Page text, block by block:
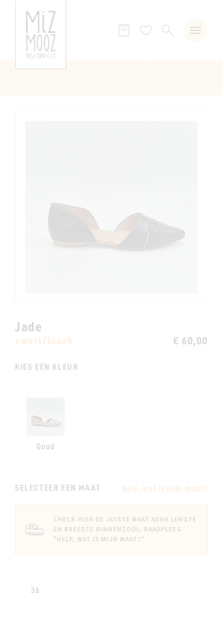
Verlanglijst
ZOEKEN
Jade
zwart/black € 60,00
KIES EEN KLEUR
Goud
SELECTEER EEN MAAT Help, wat is mijn maat?
CHECK HIER DE JUISTE MAAT ADHV LENGTE
EN BREEDTE BINNENZOOL. RAADPLEEG
"HELP, WAT IS MIJN MAAT?"
36